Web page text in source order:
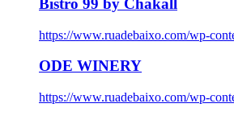
Bistro 99 by Chakall
https://www.ruadebaixo.com/wp-
ODE WINERY
https://www.ruadebaixo.com/wp-